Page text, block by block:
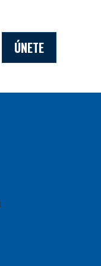
ÚNETE